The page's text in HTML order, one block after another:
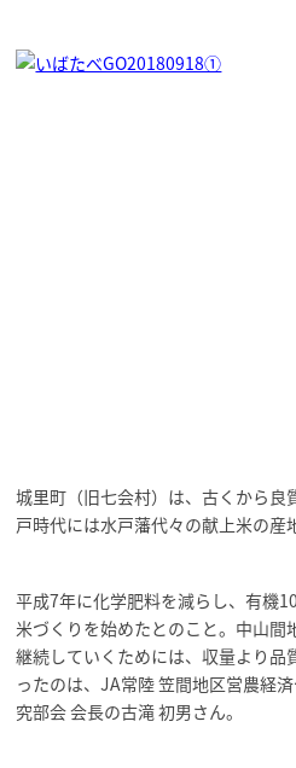
城里町（旧七会村）は、古くから良
戸時代には水戸藩代々の献上米の産
平成7年に化学肥料を減らし、有機
米づくりを始めたとのこと。中山間
継続していくためには、収量より品
ったのは、JA常陸 笠間地区営農経
究部会 会長の古滝 初男さん。